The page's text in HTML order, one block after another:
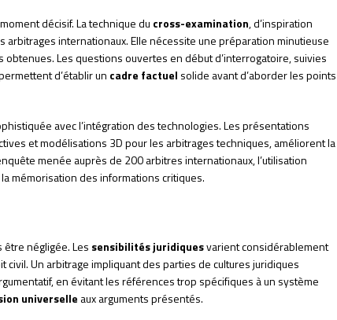
décisif. La technique du cross-examination, d’inspiration
arbitrages internationaux. Elle nécessite une préparation minutieuse
obtenues. Les questions ouvertes en début d’interrogatoire, suivies
d’établir un cadre factuel solide avant d’aborder les points
avec l’intégration des technologies. Les présentations
et modélisations 3D pour les arbitrages techniques, améliorent la
menée auprès de 200 arbitres internationaux, l’utilisation
mémorisation des informations critiques.
négligée. Les sensibilités juridiquesvarient considérablement
Un arbitrage impliquant des parties de cultures juridiques
en évitant les références trop spécifiques à un système
universelle aux arguments présentés.